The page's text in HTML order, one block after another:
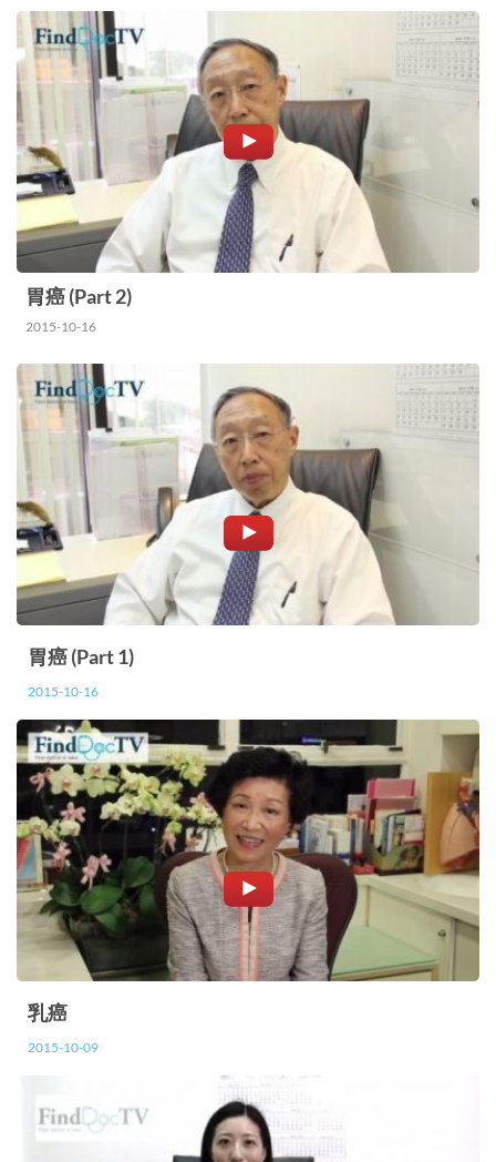
胃癌 (Part 2)
2015-10-16
胃癌 (Part 1)
2015-10-16
乳癌
2015-10-09